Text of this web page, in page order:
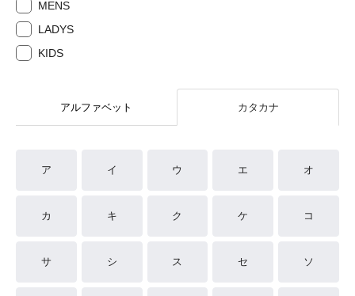
MENS
LADYS
KIDS
アルファベット カタカナ
ア イ ウ エ オ
カ キ ク ケ コ
サ シ ス セ ソ